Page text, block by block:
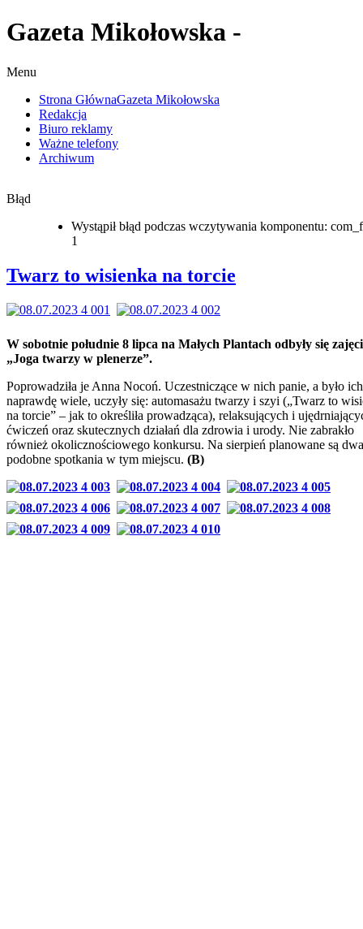
Gazeta Mikołowska -
Menu
Strona GłównaGazeta Mikołowska
Redakcja
Biuro reklamy
Ważne telefony
Archiwum
Błąd
Wystąpił błąd podczas wczytywania komponentu:
1
Twarz to wisienka na torcie
W sobotnie południe 8 lipca na Małych Plantach odbyły się
„Joga twarzy w plenerze”.
Poprowadziła je Anna Nocoń. Uczestniczące w nich panie, a było ich
naprawdę wiele, uczyły się: automasażu twarzy i szyi („Twarz to
na torcie” – jak to określiła prowadząca), relaksujących i
ćwiczeń oraz skutecznych działań dla zdrowia i urody. Nie zabrakło
również okolicznościowego konkursu. Na sierpień planowane są dwa
podobne spotkania w tym miejscu. (B)